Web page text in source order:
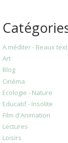
A méditer - Beaux
Art
Blog
Cinéma
Ecologie - Nature
Educatif - Insolite
Film d'Animation
Lectures
Loisirs